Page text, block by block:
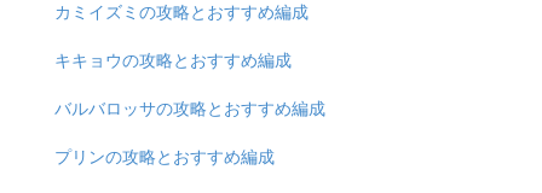
カミイズミの攻略とおすすめ編成
キキョウの攻略とおすすめ編成
バルバロッサの攻略とおすすめ編成
プリンの攻略とおすすめ編成